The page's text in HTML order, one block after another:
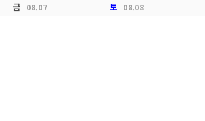
금 08.07 토 08.08